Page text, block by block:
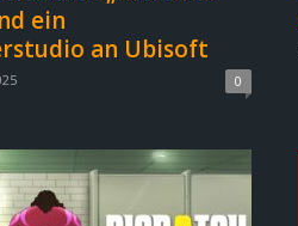
ein
an Ubisoft
0